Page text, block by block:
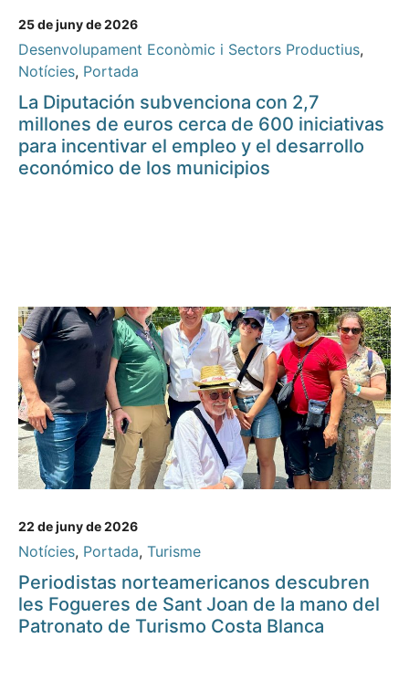
25 de juny de 2026
Desenvolupament Econòmic i Sectors Productius,
Notícies, Portada
La Diputación subvenciona con 2,7
millones de euros cerca de 600 iniciativas
para incentivar el empleo y el desarrollo
económico de los municipios
22 de juny de 2026
Notícies, Portada, Turisme
Periodistas norteamericanos descubren
les Fogueres de Sant Joan de la mano del
Patronato de Turismo Costa Blanca